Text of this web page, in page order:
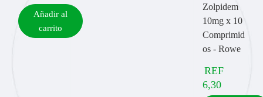
Añadir al
carrito
Zolpidem
10mg x 10
Comprimid
os - Rowe
REF
6,30